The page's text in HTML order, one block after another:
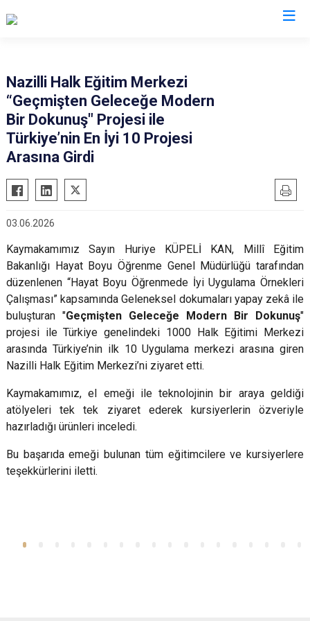
Bozdoğan
Buharkent
Çine
Germencik
İncirliova
Karpuzlu
Koçarlı
Köşk
Kuşadası
Efeler
Nazilli Halk Eğitim Merkezi
“Geçmişten Geleceğe Modern
Bir Dokunuş" Projesi ile
Türkiye’nin En İyi 10 Projesi
Arasına Girdi
03.06.2026
Kaymakamımız Sayın Huriye KÜPELİ KAN, Millî Eğitim
Bakanlığı Hayat Boyu Öğrenme Genel Müdürlüğü tarafından
düzenlenen “Hayat Boyu Öğrenmede İyi Uygulama Örnekleri
Çalışması” kapsamında Geleneksel dokumaları yapay zekâ ile
buluşturan "Geçmişten Geleceğe Modern Bir Dokunuş"
projesi ile Türkiye genelindeki 1000 Halk Eğitimi Merkezi
arasında Türkiye’nin ilk 10 Uygulama merkezi arasına giren
Nazilli Halk Eğitim Merkezi’ni ziyaret etti.
Kaymakamımız, el emeği ile teknolojinin bir araya geldiği
atölyeleri tek tek ziyaret ederek kursiyerlerin özveriyle
hazırladığı ürünleri inceledi.
Bu başarıda emeği bulunan tüm eğitimcilere ve kursiyerlere
teşekkürlerini iletti.